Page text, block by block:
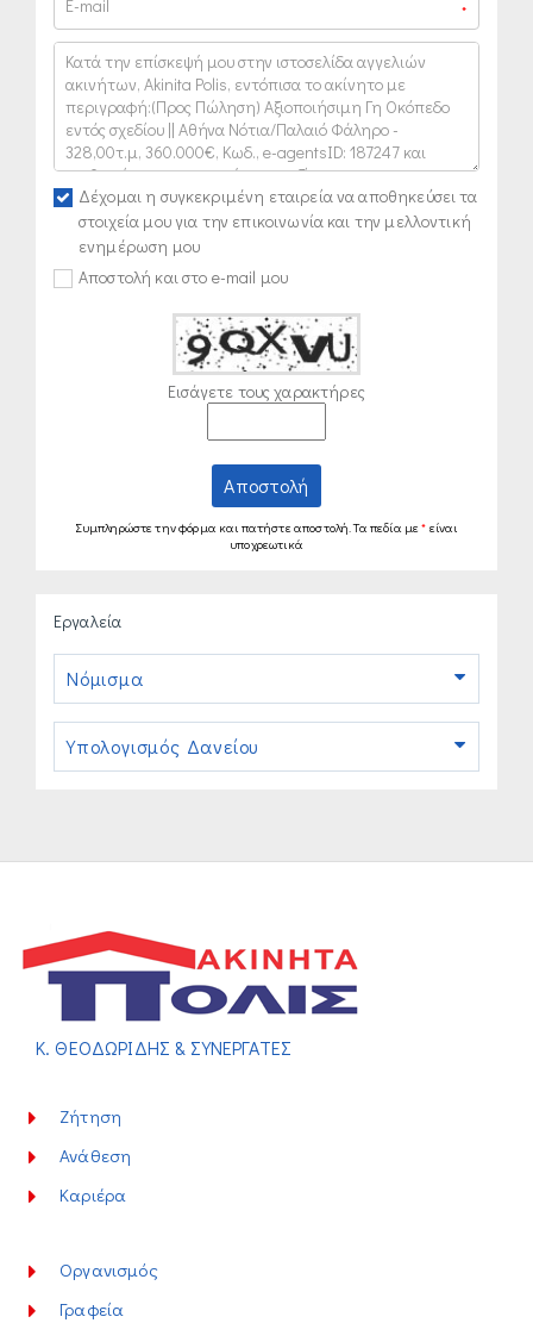
*
Δέχομαι η συγκεκριμένη εταιρεία να αποθηκεύσει τα
στοιχεία μου για την επικοινωνία και την μελλοντική
ενημέρωση μου
Αποστολή και στο e-mail μου
Εισάγετε τους χαρακτήρες
Αποστολή
Συμπληρώστε την φόρμα και πατήστε αποστολή. Τα πεδία με* είναι
υποχρεωτικά
Εργαλεία
Νόμισμα
Υπολογισμός Δανείου
Κ. ΘΕΟΔΩΡΙΔΗΣ & ΣΥΝΕΡΓΑΤΕΣ
Ζήτηση
Ανάθεση
Καριέρα
Οργανισμός
Γραφεία